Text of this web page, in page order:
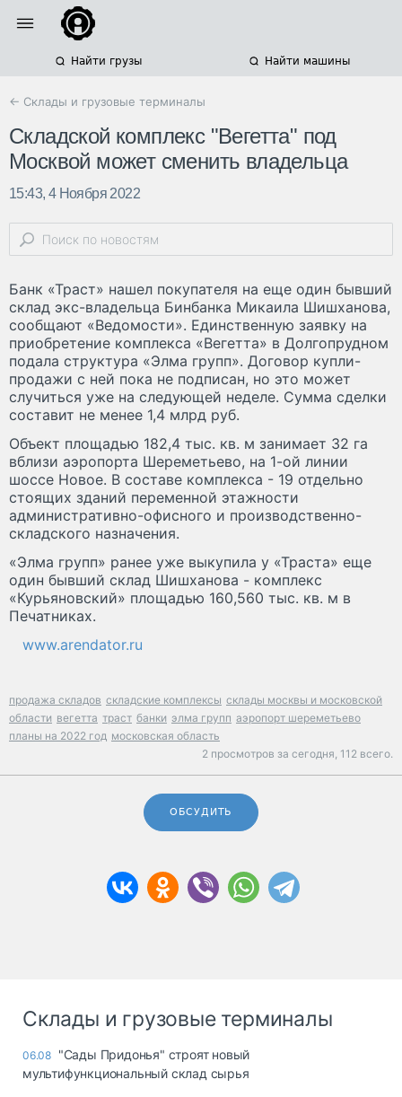
Найти грузы Найти машины
← Склады и грузовые терминалы
Складской комплекс "Вегетта" под
Москвой может сменить владельца
15:43, 4 Ноября 2022
Банк «Траст» нашел покупателя на еще один бывший
склад экс-владельца Бинбанка Микаила Шишханова,
сообщают «Ведомости». Единственную заявку на
приобретение комплекса «Вегетта» в Долгопрудном
подала структура «Элма групп». Договор купли-
продажи с ней пока не подписан, но это может
случиться уже на следующей неделе. Сумма сделки
составит не менее 1,4 млрд руб.
Объект площадью 182,4 тыс. кв. м занимает 32 га
вблизи аэропорта Шереметьево, на 1-ой линии
шоссе Новое. В составе комплекса - 19 отдельно
стоящих зданий переменной этажности
административно-офисного и производственно-
складского назначения.
«Элма групп» ранее уже выкупила у «Траста» еще
один бывший склад Шишханова - комплекс
«Курьяновский» площадью 160,560 тыс. кв. м в
Печатниках.
www.arendator.ru
продажа складов складские комплексы склады москвы и московской
области вегетта траст банки элма групп аэропорт шереметьево
планы на 2022 год московская область
2 просмотров за сегодня, 112 всего.
ОБСУДИТЬ
Склады и грузовые терминалы
06.08 "Сады Придонья" строят новый
мультифункциональный склад сырья